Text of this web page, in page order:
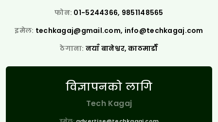
फोन: 01-5244366, 9851148565
इमेल: techkagaj@gmail.com, info@techkagaj.com
ठेगाना: नयाँ बानेश्वर, काठमाडौँ
विज्ञापनको लागि
Tech Kagaj